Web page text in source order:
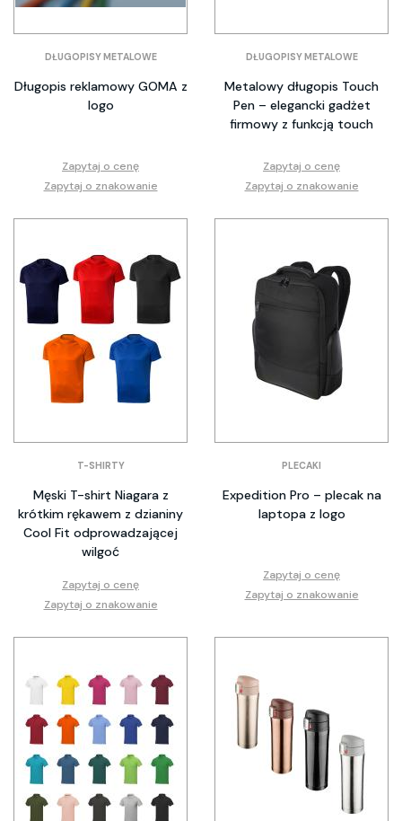
DŁUGOPISY METALOWE
Długopis reklamowy GOMA z
logo
Zapytaj o cenę
Zapytaj o znakowanie
DŁUGOPISY METALOWE
Metalowy długopis Touch
Pen – elegancki gadżet
firmowy z funkcją touch
Zapytaj o cenę
Zapytaj o znakowanie
T-SHIRTY
Męski T-shirt Niagara z
krótkim rękawem z dzianiny
Cool Fit odprowadzającej
wilgoć
Zapytaj o cenę
Zapytaj o znakowanie
PLECAKI
Expedition Pro – plecak na
laptopa z logo
Zapytaj o cenę
Zapytaj o znakowanie